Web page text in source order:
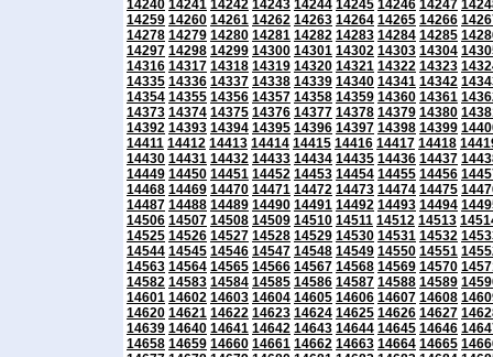
14240 14241 14242 14243 14244 14245 14246 14247
14259 14260 14261 14262 14263 14264 14265 14266
14278 14279 14280 14281 14282 14283 14284 14285
14297 14298 14299 14300 14301 14302 14303 14304
14316 14317 14318 14319 14320 14321 14322 14323
14335 14336 14337 14338 14339 14340 14341 14342
14354 14355 14356 14357 14358 14359 14360 14361
14373 14374 14375 14376 14377 14378 14379 14380
14392 14393 14394 14395 14396 14397 14398 14399
14411 14412 14413 14414 14415 14416 14417 14418
14430 14431 14432 14433 14434 14435 14436 14437
14449 14450 14451 14452 14453 14454 14455 14456
14468 14469 14470 14471 14472 14473 14474 14475
14487 14488 14489 14490 14491 14492 14493 14494
14506 14507 14508 14509 14510 14511 14512 14513
14525 14526 14527 14528 14529 14530 14531 14532
14544 14545 14546 14547 14548 14549 14550 14551
14563 14564 14565 14566 14567 14568 14569 14570
14582 14583 14584 14585 14586 14587 14588 14589
14601 14602 14603 14604 14605 14606 14607 14608
14620 14621 14622 14623 14624 14625 14626 14627
14639 14640 14641 14642 14643 14644 14645 14646
14658 14659 14660 14661 14662 14663 14664 14665